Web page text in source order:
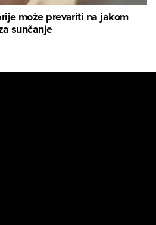
može prevariti na jakom
sunčanje